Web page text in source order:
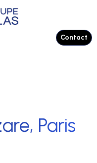
Contact
Paris